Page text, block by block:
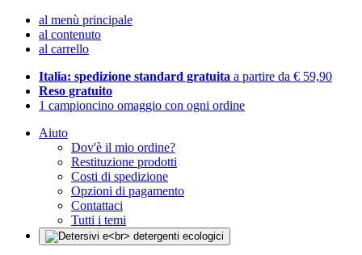
al menù principale
al contenuto
al carrello
Italia: spedizione standard gratuita a partire da € 59,90
Reso gratuito
1 campioncino omaggio con ogni ordine
Aiuto
Dov'è il mio ordine?
Restituzione prodotti
Costi di spedizione
Opzioni di pagamento
Contattaci
Tutti i temi